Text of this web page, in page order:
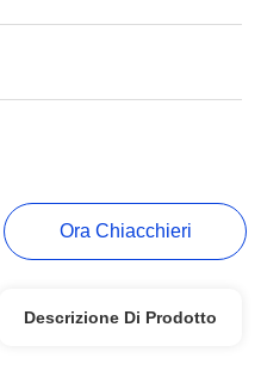
Ora Chiacchieri
Descrizione Di Prodotto